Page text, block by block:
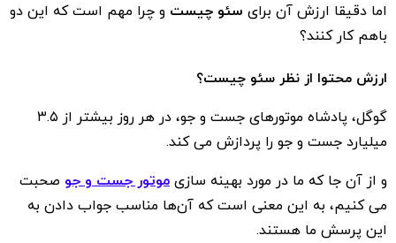
اما دقیقا ارزش آن برای سئو چیست و چرا مهم است که این دو
باهم کار کنند؟
ارزش محتوا از نظر سئو چیست؟
گوگل، پادشاه موتورهای جست و جو، در هر روز بیشتر از ۳.۵
میلیارد جست و جو را پردازش می کند.
و از آن جا که ما در مورد بهینه سازی موتور جست و جو صحبت
می کنیم، به این معنی است که آن‌ها مناسب جواب دادن به
این پرسش ما هستند.